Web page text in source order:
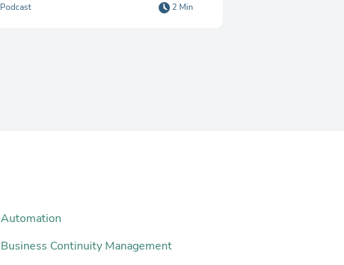
Podcast 2 Min
Automation
Business Continuity Management